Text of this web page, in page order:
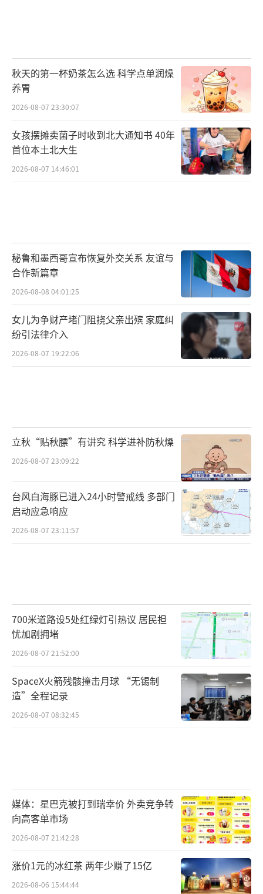
秋天的第一杯奶茶怎么选 科学点单润燥
养胃
2026-08-07 23:30:07
女孩摆摊卖菌子时收到北大通知书 40年
首位本土北大生
2026-08-07 14:46:01
秘鲁和墨西哥宣布恢复外交关系 友谊与
合作新篇章
2026-08-08 04:01:25
女儿为争财产堵门阻挠父亲出殡 家庭纠
纷引法律介入
2026-08-07 19:22:06
立秋“贴秋膘”有讲究 科学进补防秋燥
2026-08-07 23:09:22
台风白海豚已进入24小时警戒线 多部门
启动应急响应
2026-08-07 23:11:57
700米道路设5处红绿灯引热议 居民担
忧加剧拥堵
2026-08-07 21:52:00
SpaceX火箭残骸撞击月球 “无锡制
造”全程记录
2026-08-07 08:32:45
媒体：星巴克被打到瑞幸价 外卖竞争转
向高客单市场
2026-08-07 21:42:28
涨价1元的冰红茶 两年少赚了15亿
2026-08-06 15:44:44